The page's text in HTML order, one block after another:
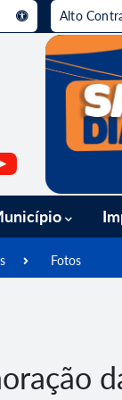
[alt+3] Ir para o
Alto
Fotos